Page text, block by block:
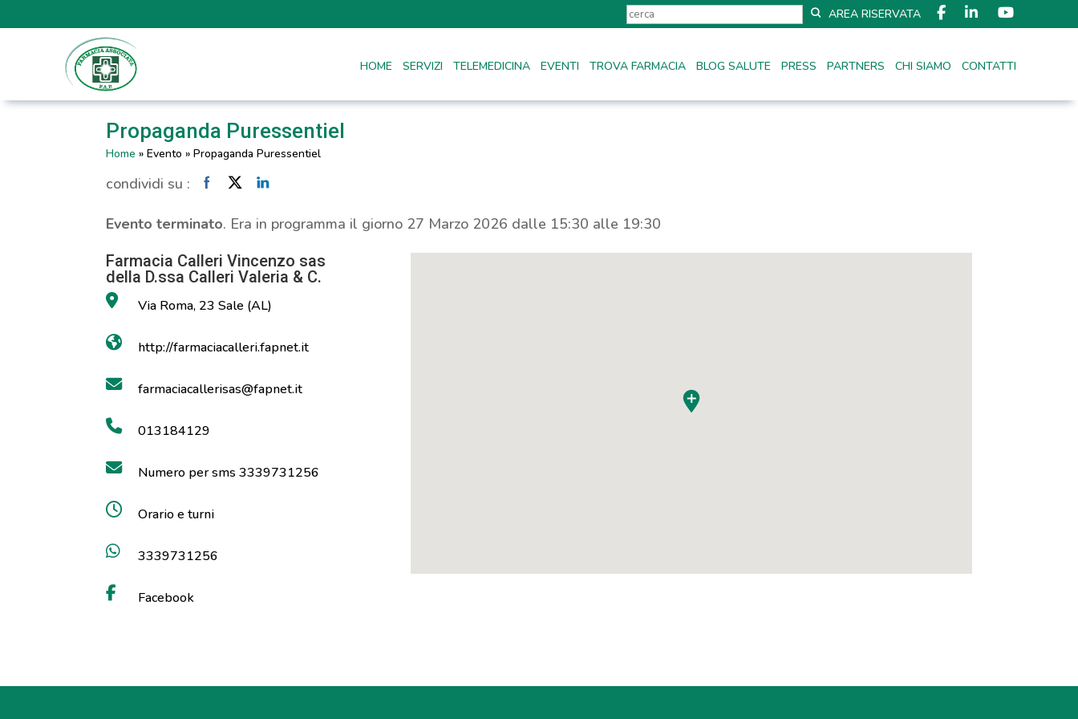
AREA RISERVATA
HOME SERVIZI TELEMEDICINA EVENTI TROVA FARMACIA BLOG SALUTE PRESS PARTNERS CHI SIAMO CONTATTI
Propaganda Puressentiel
Home » Evento » Propaganda Puressentiel
condividi su :
Evento terminato. Era in programma il giorno 27 Marzo 2026 dalle 15:30 alle 19:30
Farmacia Calleri Vincenzo sas
della D.ssa Calleri Valeria & C.
Via Roma, 23 Sale (AL)
http://farmaciacalleri.fapnet.it
farmaciacallerisas@fapnet.it
013184129
Numero per sms 3339731256
Orario e turni
3339731256
Facebook